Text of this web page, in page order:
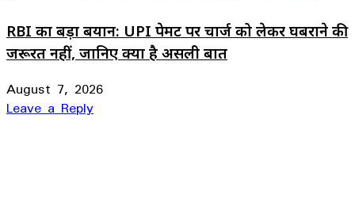
RBI का बड़ा बयान: UPI पेमेंट पर चार्ज को लेकर घबराने की
जरूरत नहीं, जानिए क्या है असली बात
August 7, 2026
Leave a Reply